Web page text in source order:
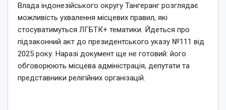
Влада індонезійського округу Тангеранг розглядає
можливість ухвалення місцевих правил, які
стосуватимуться ЛГБТК+ тематики. Йдеться про
підзаконний акт до президентського указу №111 від
2025 року. Наразі документ ще не готовий: його
обговорюють місцева адміністрація, депутати та
представники релігійних організацій.